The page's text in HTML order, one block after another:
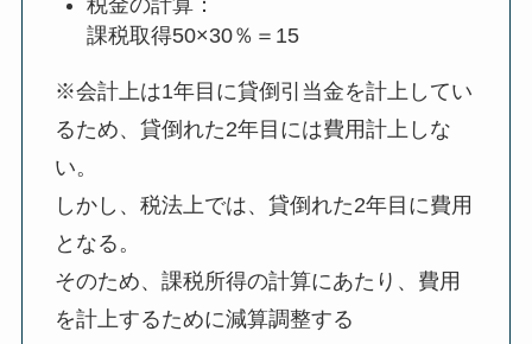
税金の計算：
課税取得50×30％＝15
※会計上は1年目に貸倒引当金を計上してい
るため、貸倒れた2年目には費用計上しな
い。
しかし、税法上では、貸倒れた2年目に費用
となる。
そのため、課税所得の計算にあたり、費用
を計上するために減算調整する